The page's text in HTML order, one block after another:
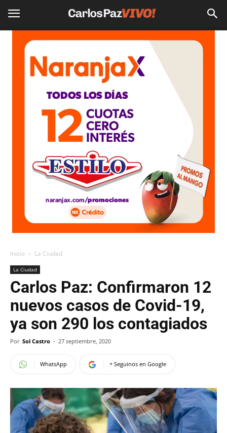
Inicio La Ciudad
La Ciudad
Carlos Paz: Confirmaron 12
nuevos casos de Covid-19,
ya son 290 los contagiados
Por Sol Castro - 27 septiembre, 2020
WhatsApp + Seguinos en Google